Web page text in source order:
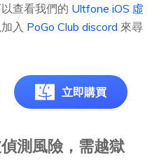
查看我們的 Ultfone iOS 虛
入 PoGo Club discord 來尋
立即購買
測風險，需越獄